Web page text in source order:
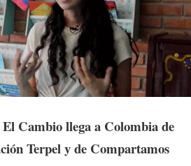
Cambio llega a Colombia de
Terpel y de Compartamos